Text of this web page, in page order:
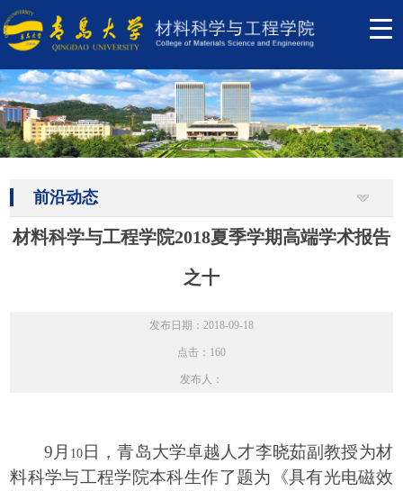
前沿动态
材料科学与工程学院2018夏季学期高端学术报告
之十
发布日期：2018-09-18
点击： 160
发布人：
9 月 10日，青岛大学卓越人才李晓茹副教授为材
料科学与工程学院本科生作了题为《具有光电磁效